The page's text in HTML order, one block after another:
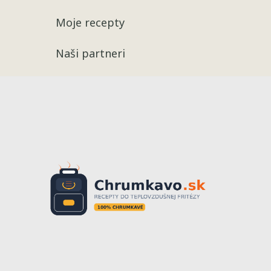
Moje recepty
Naši partneri